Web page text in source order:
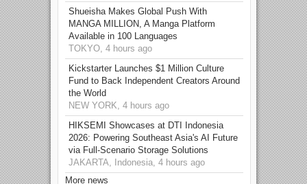
Shueisha Makes Global Push With
MANGA MILLION, A Manga Platform
Available in 100 Languages
TOKYO, 4 hours ago
Kickstarter Launches $1 Million Culture
Fund to Back Independent Creators Around
the World
NEW YORK, 4 hours ago
HIKSEMI Showcases at DTI Indonesia
2026: Powering Southeast Asia's AI Future
via Full‑Scenario Storage Solutions
JAKARTA, Indonesia, 4 hours ago
More news